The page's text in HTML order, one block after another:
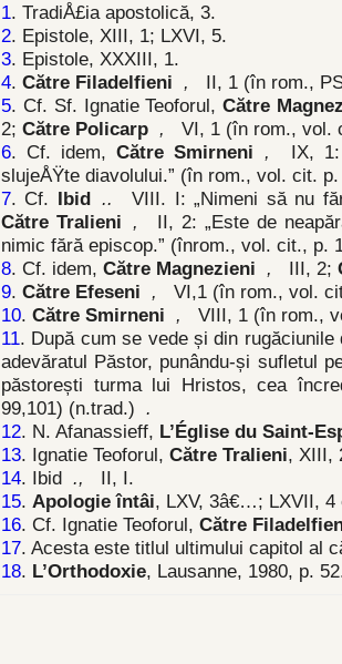
1. TradiÅ£ia apostolică, 3.
2. Epistole, XIII, 1; LXVI, 5.
3. Epistole, XXXIII, 1.
4. Către Filadelfieni ,
II, 1 (în rom.,
5. Cf. Sf. Ignatie Teoforul,Către
2; Către Policarp ,
VI, 1 (în rom., vol.
6. Cf. idem,Către Smirneni ,
IX,
slujeÅŸte diavolului.” (în rom., vol. cit.
7. Cf. Ibid ..
VIII. I: „Nimeni să nu
Către Tralieni ,
II, 2: „Este de
nimic fără episcop.” (înrom., vol. cit., p.
8. Cf. idem, Către Magnezieni , III, 2;
9. Către Efeseni ,
VI,1 (în rom., vol.
10. Către Smirneni ,
VIII, 1 (în rom.,
11. După cum se vede și din
adevăratul Păstor, punându-și sufletul
păstorești turma lui Hristos, cea
99,101) (n.trad.) .
12. N. Afanassieff, L’Église du Saint-
13. Ignatie Teoforul, Către Tralieni, XIII,
14. Ibid .,
II, I.
15. Apologie întâi, LXV, 3â€…; LXVII, 4
16. Cf. Ignatie Teoforul, Către
17. Acesta este titlul ultimului capitol al
18. L’Orthodoxie, Lausanne, 1980, p.